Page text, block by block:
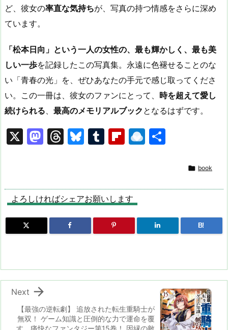
ど、彼女の率直な気持ちが、写真の持つ情感をさらに深め
ています。
「松本日向」という一人の女性の、最も輝かしく、最も美
しい一歩を記録したこの写真集。永遠に色褪せることのな
い「青春の光」を、ぜひあなたの手元で感じ取ってくださ
い。この一冊は、彼女のファンにとって、 時を超えて愛し
続けられる
最高のメモリアルブック となるはずです。
X
M
o
d
o
n
T
a
d
s
Bl
s
k
y
T
bl
r
Fl
o
ar
d
R
dr
p.
io
 book
よろしければシェアお願いします
B!
【最強の逆転劇】 追放された転生重騎士が
無双！ ゲーム知識と圧倒的な力で運命を覆

Next